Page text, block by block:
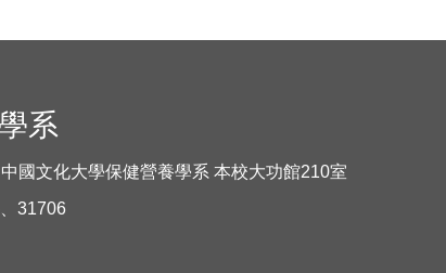
系
國文化大學保健營養學系 本校大功館210室
31706